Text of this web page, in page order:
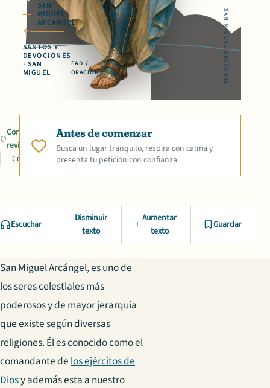
SAN
MIGUEL
ARCÁNGEL
SANTOS Y
DEVOCIONES
· SAN
MIGUEL
FAD /
ORACIÓN
SAN MIGUEL ARCÁNGEL
Contenido
revisado
Compartir
Antes de comenzar
Busca un lugar tranquilo, respira con calma y
presenta tu petición con confianza.
Escuchar
Disminuir
texto
Aumentar
texto
Guardar
San Miguel Arcángel, es uno de
los seres celestiales más
poderosos y de mayor jerarquía
que existe según diversas
religiones. Él es conocido como el
comandante de los ejércitos de
Diosy además esta a nuestro